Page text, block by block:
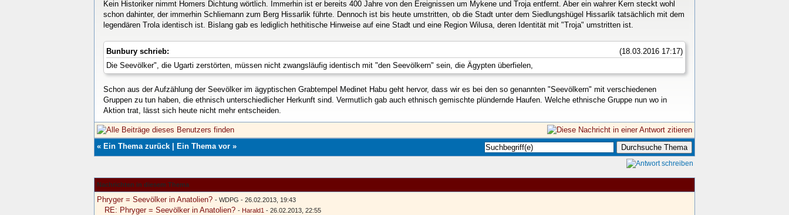
Kein Historiker nimmt Homers Dichtung wörtlich. Immerhin ist er bereits 400 Jahre von den Ereignissen um Mykene und Troja entfernt. Aber ein wahrer Kern steckt wohl
schon dahinter, der immerhin Schliemann zum Berg Hissarlik führte. Dennoch ist bis heute umstritten, ob die Stadt unter dem Siedlungshügel Hissarlik tatsächlich mit dem
legendären Trola identisch ist. Bislang gab es lediglich hethitische Hinweise auf eine Stadt und eine Region Wilusa, deren Identität mit "Troja" umstritten ist.
(18.03.2016 17:17)
Bunbury schrieb:
Die Seevölker", die Ugarti zerstörten, müssen nicht zwangsläufig identisch mit "den Seevölkern" sein, die Ägypten überfielen,
Schon aus der Aufzählung der Seevölker im ägyptischen Grabtempel Medinet Habu geht hervor, dass wir es bei den so genannten "Seevölkern" mit verschiedenen
Gruppen zu tun haben, die ethnisch unterschiedlicher Herkunft sind. Vermutlich gab auch ethnisch gemischte plündernde Haufen. Welche ethnische Gruppe nun wo in
Aktion trat, lässt sich heute nicht mehr entscheiden.
« Ein Thema zurück | Ein Thema vor »
Nachrichten in diesem Thema
Phryger = Seevölker in Anatolien? - WDPG - 26.02.2013, 19:43
RE: Phryger = Seevölker in Anatolien? - Harald1 - 26.02.2013, 22:55